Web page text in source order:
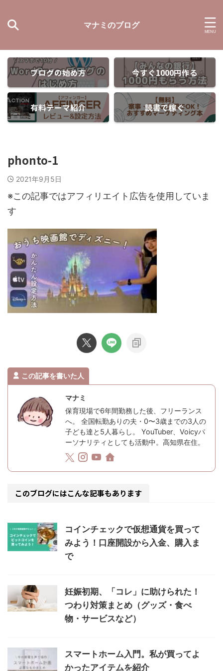
マナミのブログ
ブログの始め方 今すぐ1000円作る
有料テーマ紹介 読書で稼ぐ
phonto-1
2021年9月5日
※この記事ではアフィリエイト広告を使用していま
す
この記事を書いた人
マナミ
保育現場で6年間勤務した後、フリーランス
へ。 全国転勤ありの夫・0〜3歳までの3人の
子ども達と5人暮らし。 YouTuber、Voicyパ
ーソナリティとしても活動中。高知県在住。
このブログにはこんな記事もあります
コインチェックで仮想通貨を買って
みよう！口座開設から入金、購入ま
で
妊娠初期、「コレ」に助けられた！
つわり対策まとめ（グッズ・食べ
物・サービスなど）
スマートホーム入門。私が買ってよ
かったアイテムを紹介